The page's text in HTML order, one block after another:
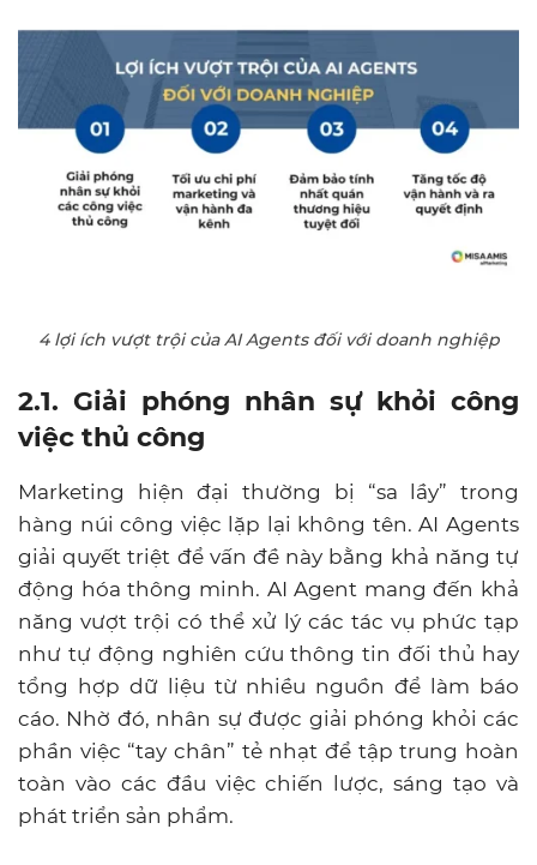
4 lợi ích vượt trội của AI Agents đối với doanh nghiệp
2.1. Giải phóng nhân sự khỏi công
việc thủ công
Marketing hiện đại thường bị “sa lầy” trong
hàng núi công việc lặp lại không tên. AI Agents
giải quyết triệt để vấn đề này bằng khả năng tự
động hóa thông minh. AI Agent mang đến khả
năng vượt trội có thể xử lý các tác vụ phức tạp
như tự động nghiên cứu thông tin đối thủ hay
tổng hợp dữ liệu từ nhiều nguồn để làm báo
cáo. Nhờ đó, nhân sự được giải phóng khỏi các
phần việc “tay chân” tẻ nhạt để tập trung hoàn
toàn vào các đầu việc chiến lược, sáng tạo và
phát triển sản phẩm.